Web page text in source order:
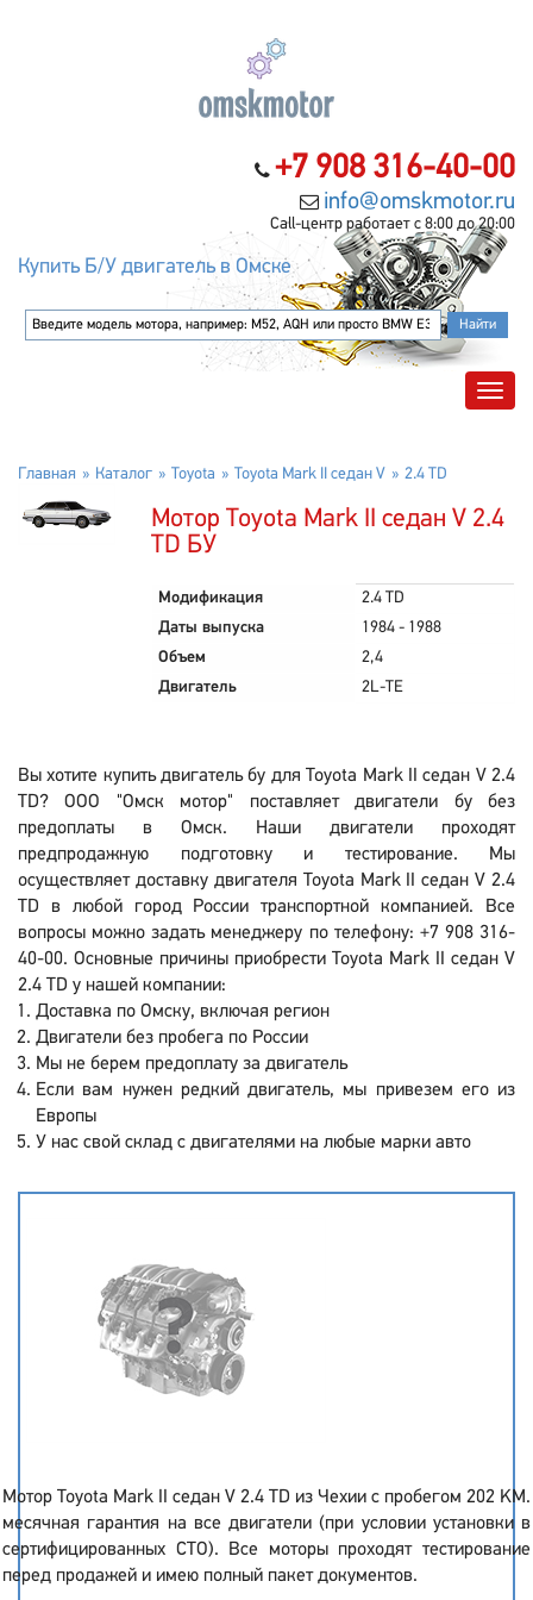
+7 908 316-40-00
info@omskmotor.ru
Call-центр работает с 8:00 до 20:00
Купить Б/У двигатель в Омске
Главная Каталог Toyota Toyota Mark II седан V 2.4 TD
Мотор Toyota Mark II седан V 2.4
TD БУ
Модификация
2.4 TD
Даты выпуска
1984 - 1988
Объем
2,4
Двигатель
2L-TE
Вы хотите купить двигатель бу для Toyota Mark II седан V 2.4
TD? ООО "Омск мотор" поставляет двигатели бу без
предоплаты в Омск. Наши двигатели проходят
предпродажную подготовку и тестирование. Мы
осуществляет доставку двигателя Toyota Mark II седан V 2.4
TD в любой город России транспортной компанией. Все
вопросы можно задать менеджеру по телефону: +7 908 316-
40-00. Основные причины приобрести Toyota Mark II седан V
2.4 TD у нашей компании:
Доставка по Омску, включая регион
Двигатели без пробега по России
Мы не берем предоплату за двигатель
Если вам нужен редкий двигатель, мы привезем его из
Европы
У нас свой склад с двигателями на любые марки авто
Мотор Toyota Mark II седан V 2.4 TD из Чехии с пробегом 202 KM.
месячная гарантия на все двигатели (при условии установки в
сертифицированных СТО). Все моторы проходят тестирование
перед продажей и имею полный пакет документов.